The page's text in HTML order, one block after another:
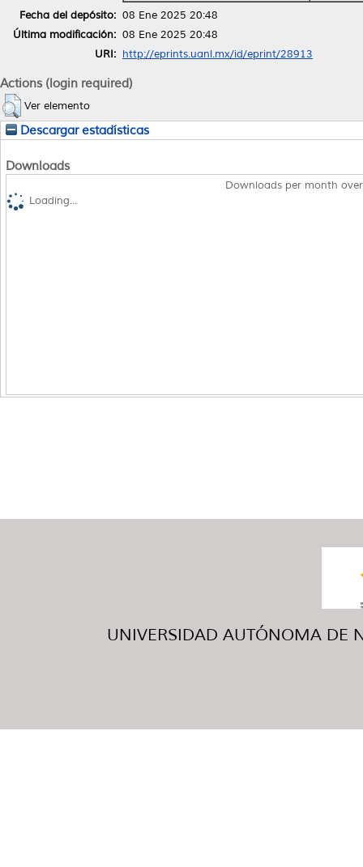
Fecha del depósito: 08 Ene 2025 20:48
Última modificación: 08 Ene 2025 20:48
URI: http://eprints.uanl.mx/id/eprint/28913
Actions (login required)
Ver elemento
Descargar estadísticas
Downloads
Downloads per month
Loading...
UNIVERSIDAD AUTÓNOMA DE